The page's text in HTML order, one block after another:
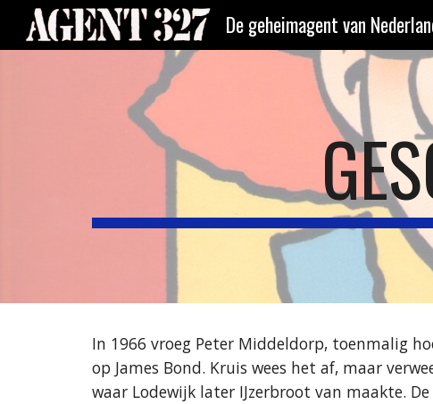
Skip to
De geheimagent van
In 1966 vroeg Peter Middeldorp, toenmalig
op James Bond. Kruis wees het af, maar
waar Lodewijk later IJzerbroot van maakte.